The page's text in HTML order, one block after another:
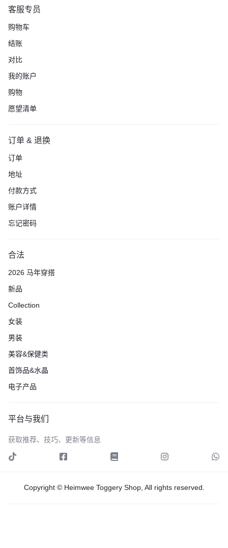
客服专员
购物车
结账
对比
我的账户
购物
愿望清单
订单 & 退换
订单
地址
付款方式
账户详情
忘记密码
合法
2026 马年穿搭
新品
Collection
女装
男装
美容&保健类
首饰品&水晶
电子产品
平台与我们
获取推荐、技巧、更新等信息
Copyright © Heimwee Toggery Shop, All rights reserved.